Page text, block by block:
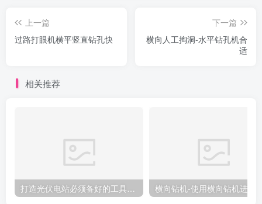
上一篇
过路打眼机横平竖直钻孔快
下一篇
横向人工掏洞-水平钻孔机合
适
相关推荐
打造光伏电站必须备好的工具：光伏压桩机